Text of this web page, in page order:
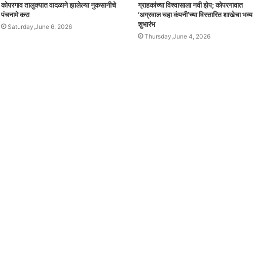
कोपरगाव तालुक्यात वादळाने झालेल्या नुकसानीचे
पंचनामे करा
Saturday,June 6, 2026
ग्राहकांच्या विश्वासाला नवी झेप; कोपरगावात
‘अग्रवाल चहा कंपनी’च्या विस्तारित शाखेचा भव्य
शुभारंभ
Thursday,June 4, 2026